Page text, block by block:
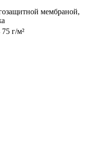
мембраной,
г/м²